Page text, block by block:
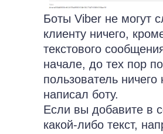
Боты Viber не могут
клиенту ничего,
текстового
начале, до тех пор
пользователь ничего
написал боту.
Если вы добавите в
какой-либо текст,